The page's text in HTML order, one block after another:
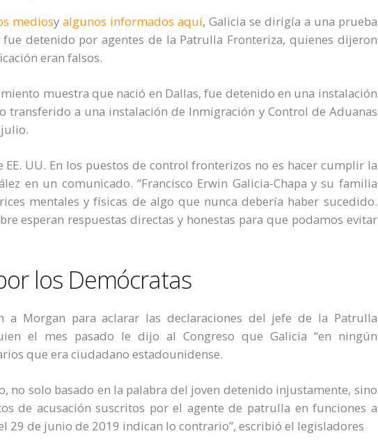
mediosy algunos informados aquí, Galicia se dirigía a una prueba
detenido por agentes de la Patrulla Fronteriza, quienes dijeron
eran falsos.
muestra que nació en Dallas, fue detenido en una instalación
transferido a una instalación de Inmigración y Control de Aduanas
EE. UU. En los puestos de control fronterizos no es hacer cumplir la
en un comunicado. “Francisco Erwin Galicia-Chapa y su familia
mentales y físicas de algo que nunca debería haber sucedido.
esperan respuestas directas y honestas para que podamos evitar
los Demócratas
a Morgan para aclarar las declaraciones del jefe de la Patrulla
el mes pasado le dijo al Congreso que Galicia “en ningún
que era ciudadano estadounidense.
no solo basado en la palabra del joven detenido injustamente, sino
de acusación suscritos por el agente de patrulla en funciones a
29 de junio de 2019 indican lo contrario”, escribió el legisladores